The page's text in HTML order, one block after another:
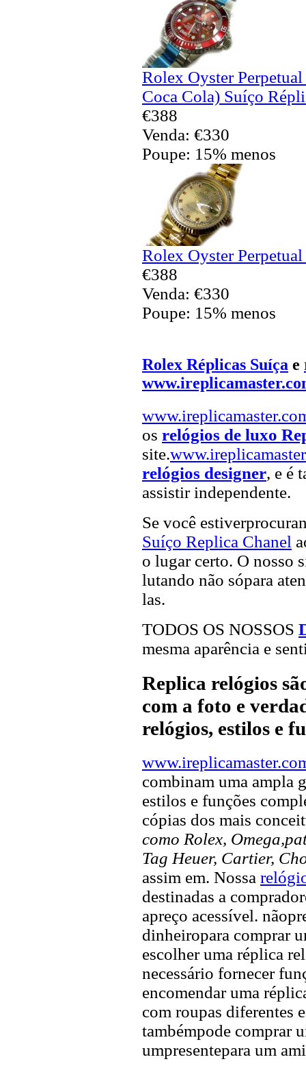
Rolex Oyster
Coca Cola) Suíço
€388
Venda: €330
Poupe: 15% menos
Rolex Oyster
€388
Venda: €330
Poupe: 15% menos
Rolex Réplicas Suíça e
os relógios de luxo
site.
relógios designer, e é
assistir independente.
Se você
Suíço Replica Chanel
o lugar certo. O nosso
lutando não sópara
las.
TODOS OS NOSSOS
mesma aparência e
Replica relógios
com a foto e
relógios, estilos e
combinam uma ampla
estilos e funções
cópias dos mais
como Rolex,
Tag Heuer, Cartier,
assim em. Nossa
destinadas a
apreço acessível.
dinheiropara comprar
escolher uma réplica
necessário fornecer
encomendar uma
com roupas diferentes
tambémpode comprar
umpresentepara um